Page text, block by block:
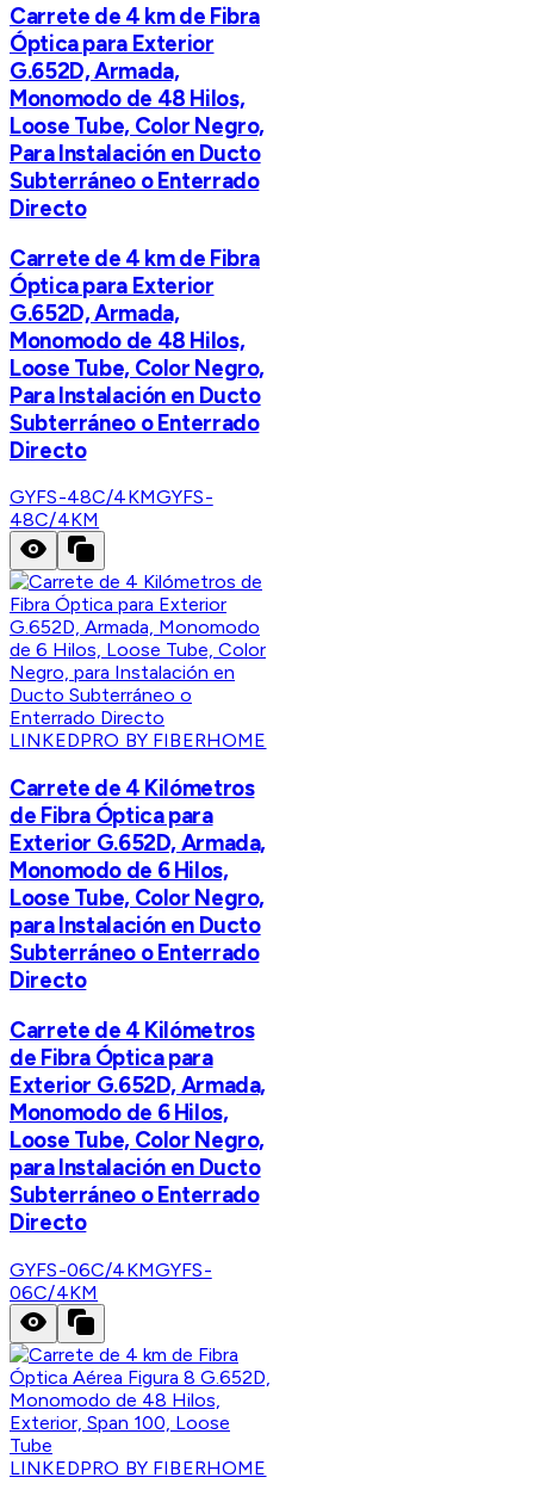
Carrete de 4 km de Fibra
Óptica para Exterior
G.652D, Armada,
Monomodo de 48 Hilos,
Loose Tube, Color Negro,
Para Instalación en Ducto
Subterráneo o Enterrado
Directo
Carrete de 4 km de Fibra
Óptica para Exterior
G.652D, Armada,
Monomodo de 48 Hilos,
Loose Tube, Color Negro,
Para Instalación en Ducto
Subterráneo o Enterrado
Directo
GYFS-48C/4KMGYFS-
48C/4KM
LINKEDPRO BY FIBERHOME
Carrete de 4 Kilómetros
de Fibra Óptica para
Exterior G.652D, Armada,
Monomodo de 6 Hilos,
Loose Tube, Color Negro,
para Instalación en Ducto
Subterráneo o Enterrado
Directo
Carrete de 4 Kilómetros
de Fibra Óptica para
Exterior G.652D, Armada,
Monomodo de 6 Hilos,
Loose Tube, Color Negro,
para Instalación en Ducto
Subterráneo o Enterrado
Directo
GYFS-06C/4KMGYFS-
06C/4KM
LINKEDPRO BY FIBERHOME